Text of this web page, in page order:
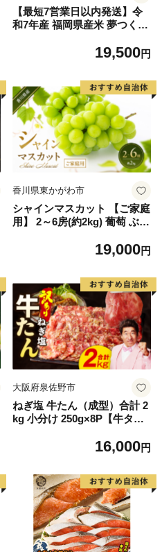
【最短7営業日以内発送】令
和7年産 福岡県産米 夢つくし
19,500円
香川県東かがわ市
シャインマスカット 【ご家庭
用】 2～6房(約2kg) 葡萄 ぶど
もの 果実 旬の果物 旬のフル
19,000円
大阪府泉佐野市
ねぎ塩 牛たん（成型）合計 2
kg 小分け 250g×8P【牛タン
16,000円